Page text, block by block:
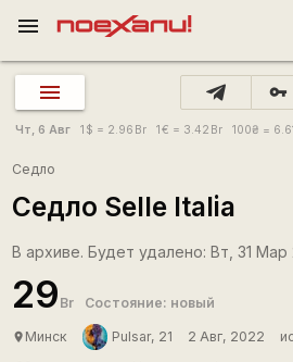
menu
vpn_key
Чт, 6 Авг 1 $ = 2.96 Br 1€ = 3.42 Br 100₴ =
Седло
Седло Selle Italia
В архиве. Будет удалено: Вт, 31 Мар
29 Br Состояние: новый
place Минск Pulsar, 21 2 Авг, 2022